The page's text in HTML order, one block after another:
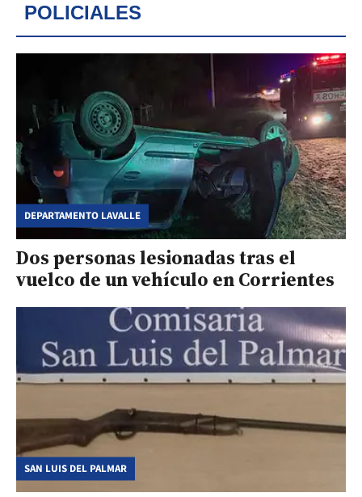
POLICIALES
DEPARTAMENTO LAVALLE
Dos personas lesionadas tras el
vuelco de un vehículo en Corrientes
SAN LUIS DEL PALMAR